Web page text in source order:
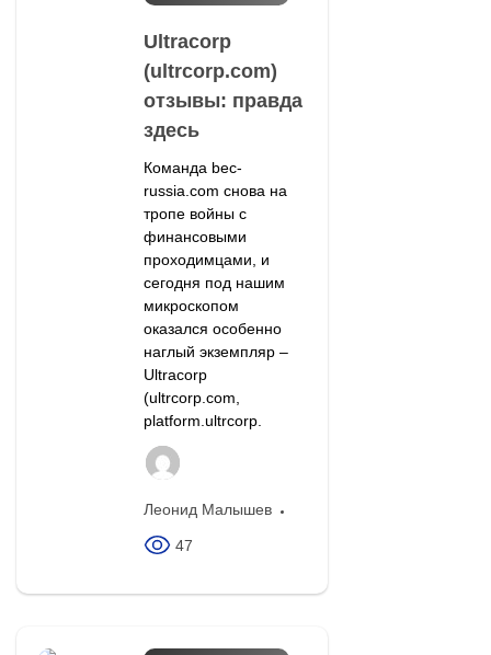
Ultracorp
(ultrcorp.com)
отзывы: правда
здесь
Команда bec-
russia.com снова на
тропе войны с
финансовыми
проходимцами, и
сегодня под нашим
микроскопом
оказался особенно
наглый экземпляр –
Ultracorp
(ultrcorp.com,
platform.ultrcorp.
Леонид Малышев
47